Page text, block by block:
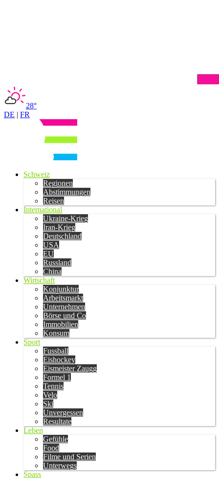
28°
DE | FR
Schweiz
Regionen
Abstimmungen
Reisen
International
Ukraine-Krieg
Iran-Krieg
Deutschland
USA
EU
Russland
China
Wirtschaft
Konjunktur
Arbeitsmarkt
Unternehmen
Börse und Co
Immobilien
Konsum
Sport
Fussball
Eishockey
Eismeister Zaugg
Formel 1
Tennis
Velo
Ski
Unvergessen
Resultate
Leben
Gefühle
Food
Filme und Serien
Unterwegs
Spass